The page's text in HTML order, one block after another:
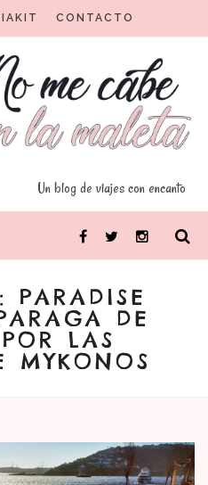
CONTACTO
Un blog de viajes con encanto
la maleta
FacebookTwitter Instagram
PARADISE
DE
LAS
MYKONOS